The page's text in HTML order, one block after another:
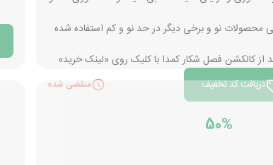
محصولات نو و برخی دیگر در حد نو و کم استفاده شده
از کالکشن فصل شکار کمدا با کلیک روی «لینک خرید»
دریافت کد تخفیف
منقضی شده
50%